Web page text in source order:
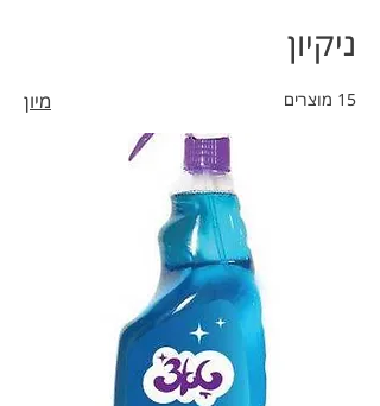
ניקיון
15 מוצרים מיון